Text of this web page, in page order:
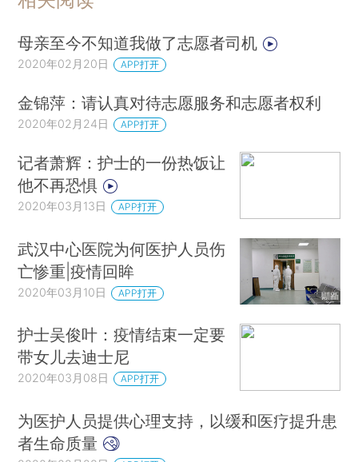
母亲至今不知道我做了志愿者司机
2020年02月20日 APP打开
金锦萍：请认真对待志愿服务和志愿者权利
2020年02月24日 APP打开
记者萧辉：护士的一份热饭让
他不再恐惧
2020年03月13日 APP打开
武汉中心医院为何医护人员伤
亡惨重|疫情回眸
2020年03月10日 APP打开
护士吴俊叶：疫情结束一定要
带女儿去迪士尼
2020年03月08日 APP打开
为医护人员提供心理支持，以缓和医疗提升患
者生命质量